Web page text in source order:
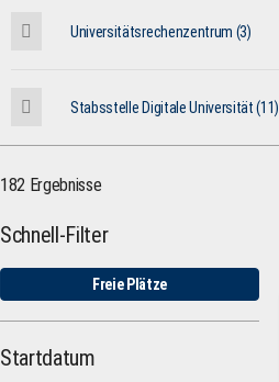
Universitätsrechenzentrum (3)
Stabsstelle Digitale Universität (11)
182 Ergebnisse
Schnell-Filter
Freie Plätze
Startdatum